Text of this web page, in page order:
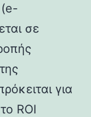
σε
για
ROI